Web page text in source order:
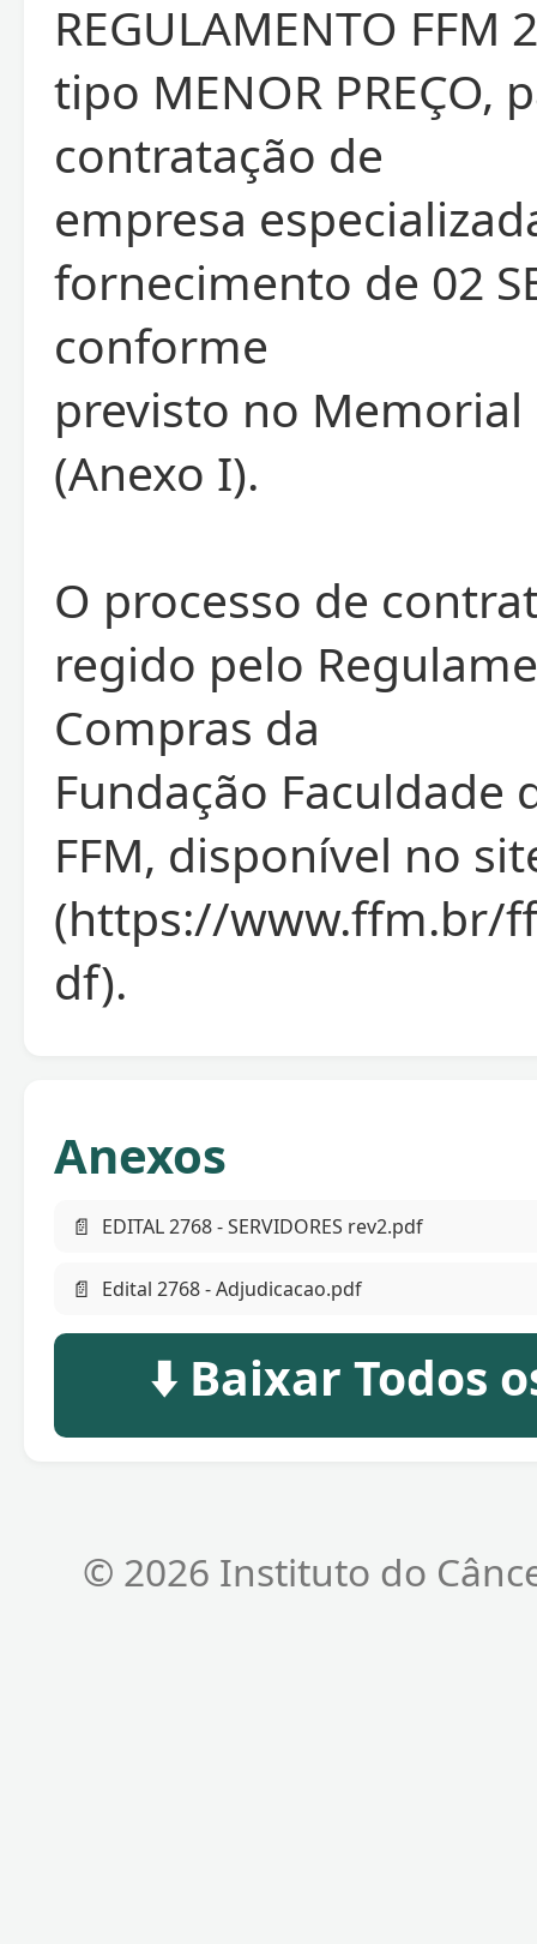
REGULAMENTO FFM
tipo MENOR PREÇO,
contratação de
empresa
fornecimento de 02
conforme
previsto no
(Anexo I).
O processo de
regido pelo
Compras da
Fundação Faculdade
FFM, disponível no
(https://www.ffm.br/
df).
Anexos
📄 EDITAL 2768 - SERVIDORES rev2.pdf
📄 Edital 2768 - Adjudicacao.pdf
⬇️ Baixar Todos
© 2026 Instituto do